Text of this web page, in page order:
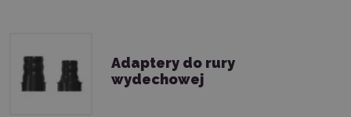
Adaptery do rury
wydechowej